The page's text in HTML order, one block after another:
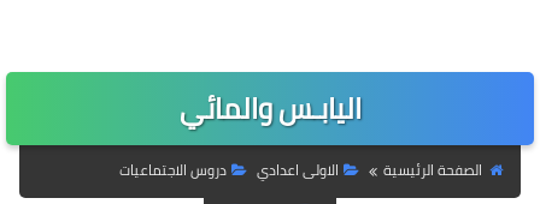
اليابـس والمائي
الصفحة الرئيسية الاولى اعدادي
دروس الاجتماعيات